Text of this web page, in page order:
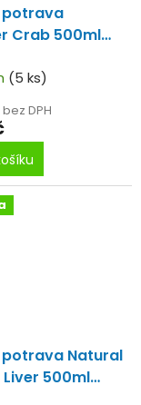
potrava
Crab 500ml
(5 ks)
DPH
potrava Natural
500ml